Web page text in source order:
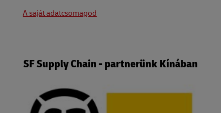
A saját adatcsomagod
SF Supply Chain - partnerünk Kínában